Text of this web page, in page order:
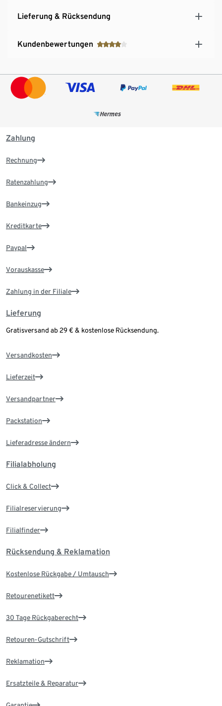
Lieferung & Rücksendung
Kundenbewertungen
Zahlung
Rechnung
Ratenzahlung
Bankeinzug
Kreditkarte
Paypal
Vorauskasse
Zahlung in der Filiale
Lieferung
Gratisversand ab 29 € & kostenlose Rücksendung.
Versandkosten
Lieferzeit
Versandpartner
Packstation
Lieferadresse ändern
Filialabholung
Click & Collect
Filialreservierung
Filialfinder
Rücksendung & Reklamation
Kostenlose Rückgabe / Umtausch
Retourenetikett
30 Tage Rückgaberecht
Retouren-Gutschrift
Reklamation
Ersatzteile & Reparatur